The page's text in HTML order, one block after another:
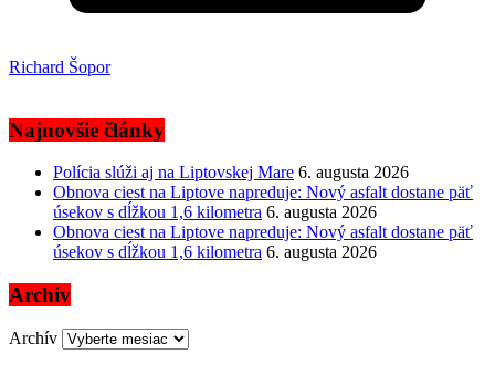
Richard Šopor
Najnovšie články
Polícia slúži aj na Liptovskej Mare 6. augusta 2026
Obnova ciest na Liptove napreduje: Nový asfalt dostane päť
úsekov s dĺžkou 1,6 kilometra 6. augusta 2026
Obnova ciest na Liptove napreduje: Nový asfalt dostane päť
úsekov s dĺžkou 1,6 kilometra 6. augusta 2026
Archív
Archív